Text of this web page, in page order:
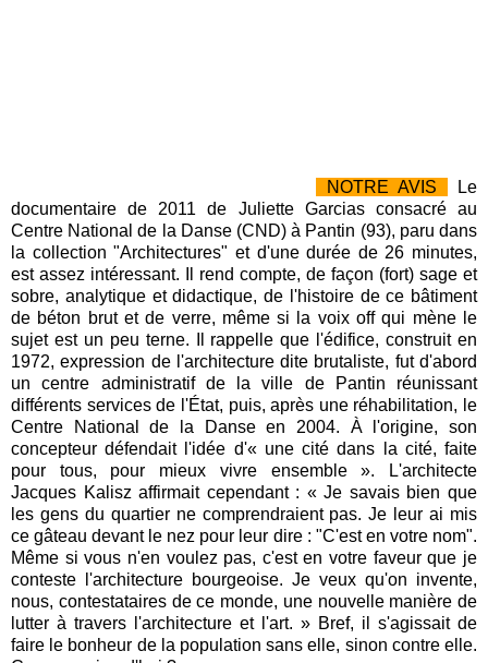
NOTRE AVIS
Le
documentaire de 2011 de Juliette Garcias consacré au
Centre National de la Danse (CND) à Pantin (93), paru dans
la collection "Architectures" et d'une durée de 26 minutes,
est assez intéressant. Il rend compte, de façon (fort) sage et
sobre, analytique et didactique, de l'histoire de ce bâtiment
de béton brut et de verre, même si la voix off qui mène le
sujet est un peu terne. Il rappelle que l'édifice, construit en
1972, expression de l'architecture dite brutaliste, fut d'abord
un centre administratif de la ville de Pantin réunissant
différents services de l'État, puis, après une réhabilitation, le
Centre National de la Danse en 2004. À l'origine, son
concepteur défendait l'idée d'« une cité dans la cité, faite
pour tous, pour mieux vivre ensemble ». L'architecte
Jacques Kalisz affirmait cependant : « Je savais bien que
les gens du quartier ne comprendraient pas. Je leur ai mis
ce gâteau devant le nez pour leur dire : "C'est en votre nom".
Même si vous n'en voulez pas, c'est en votre faveur que je
conteste l'architecture bourgeoise. Je veux qu'on invente,
nous, contestataires de ce monde, une nouvelle manière de
lutter à travers l'architecture et l'art. » Bref, il s'agissait de
faire le bonheur de la population sans elle, sinon contre elle.